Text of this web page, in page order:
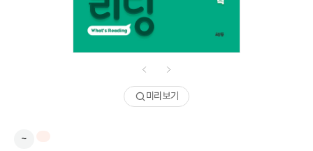
미리보기
~